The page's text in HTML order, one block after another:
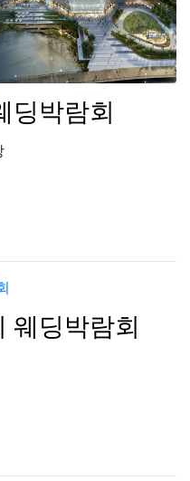
딩박람회
웨딩박람회